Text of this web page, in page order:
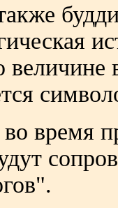
время